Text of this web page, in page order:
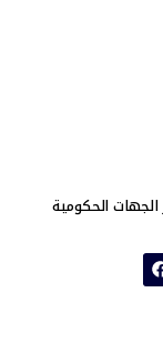
الحكومية